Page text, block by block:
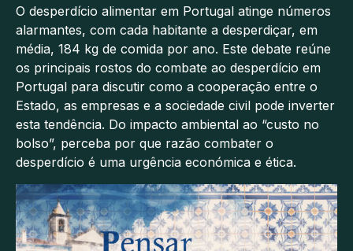
O desperdício alimentar em Portugal atinge números
alarmantes, com cada habitante a desperdiçar, em
média, 184 kg de comida por ano. Este debate reúne
os principais rostos do combate ao desperdício em
Portugal para discutir como a cooperação entre o
Estado, as empresas e a sociedade civil pode inverter
esta tendência. Do impacto ambiental ao “custo no
bolso”, perceba por que razão combater o
desperdício é uma urgência económica e ética.